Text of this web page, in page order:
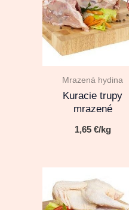
Mrazená hydina
Kuracie trupy
mrazené
1,65 €/kg